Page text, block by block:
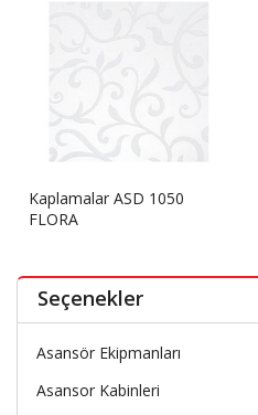
Kaplamalar ASD 1050
FLORA
Seçenekler
Asansör Ekipmanları
Asansor Kabinleri